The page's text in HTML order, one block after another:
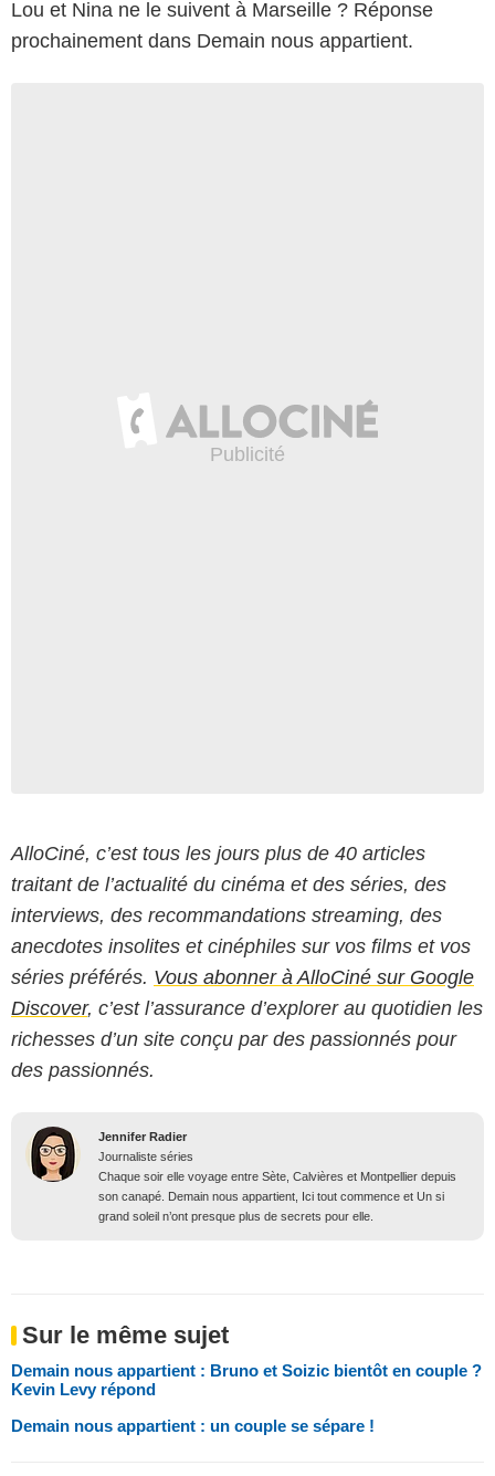
Lou et Nina ne le suivent à Marseille ? Réponse
prochainement dans Demain nous appartient.
AlloCiné, c’est tous les jours plus de 40 articles
traitant de l’actualité du cinéma et des séries, des
interviews, des recommandations streaming, des
anecdotes insolites et cinéphiles sur vos films et vos
séries préférés. Vous abonner à AlloCiné sur Google
Discover, c’est l’assurance d’explorer au quotidien les
richesses d’un site conçu par des passionnés pour
des passionnés.
Jennifer Radier
Journaliste séries
Chaque soir elle voyage entre Sète, Calvières et Montpellier depuis
son canapé. Demain nous appartient, Ici tout commence et Un si
grand soleil n’ont presque plus de secrets pour elle.
Sur le même sujet
Demain nous appartient : Bruno et Soizic bientôt en couple ?
Kevin Levy répond
Demain nous appartient : un couple se sépare !